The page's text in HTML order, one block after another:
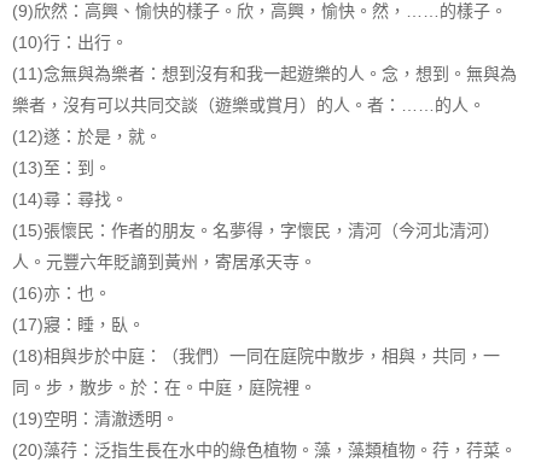
(9)欣然：高興、愉快的樣子。欣，高興，愉快。然，……的樣子。
(10)行：出行。
(11)念無與為樂者：想到沒有和我一起遊樂的人。念，想到。無與為
樂者，沒有可以共同交談（遊樂或賞月）的人。者：……的人。
(12)遂：於是，就。
(13)至：到。
(14)尋：尋找。
(15)張懷民：作者的朋友。名夢得，字懷民，清河（今河北清河）
人。元豐六年貶謫到黃州，寄居承天寺。
(16)亦：也。
(17)寢：睡，臥。
(18)相與步於中庭：（我們）一同在庭院中散步，相與，共同，一
同。步，散步。於：在。中庭，庭院裡。
(19)空明：清澈透明。
(20)藻荇：泛指生長在水中的綠色植物。藻，藻類植物。荇，荇菜。